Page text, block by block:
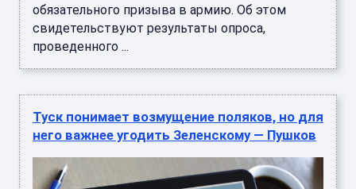
обязательного призыва в армию. Об этом
свидетельствуют результаты опроса,
проведенного ...
Туск понимает возмущение поляков, но для
него важнее угодить Зеленскому — Пушков